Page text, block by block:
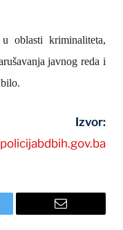
oblasti kriminaliteta,
javnog reda i
Izvor:
Email